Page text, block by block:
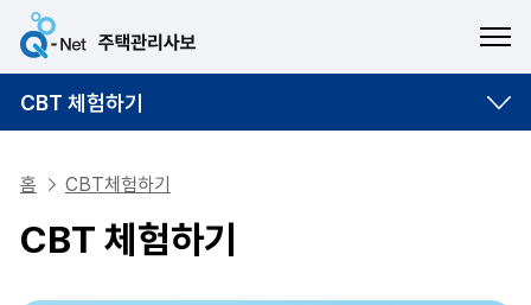
CBT 체험하기
홈 CBT체험하기
CBT 체험하기